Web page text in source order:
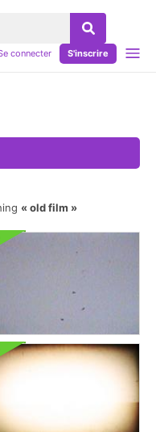
connecter S'inscrire
old film